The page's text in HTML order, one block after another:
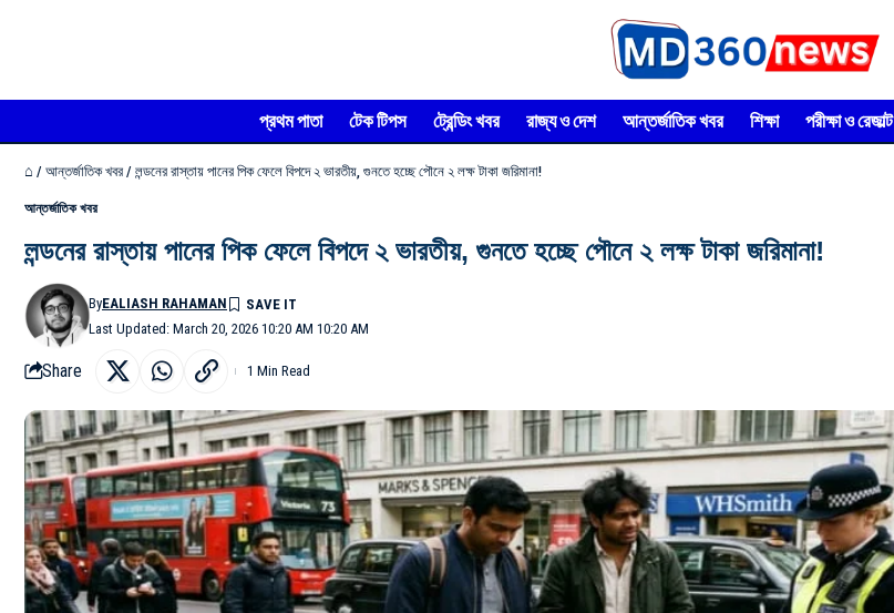
প্রথম পাতা টেক টিপস ট্রেন্ডিং খবর রাজ্য ও দেশ আন্তর্জাতিক খবর শিক্ষা পরীক্ষা ও রেজাল্ট
⌂ / আন্তর্জাতিক খবর / লন্ডনের রাস্তায় পানের পিক ফেলে বিপদে ২ ভারতীয়, গুনতে হচ্ছে পৌনে ২ লক্ষ টাকা জরিমানা!
আন্তর্জাতিক খবর
লন্ডনের রাস্তায় পানের পিক ফেলে বিপদে ২ ভারতীয়, গুনতে হচ্ছে পৌনে ২ লক্ষ টাকা জরিমানা!
Last Updated: March 20, 2026 10:20 AM 10:20 AM
ByEALIASH RAHAMAN
Share 1 Min Read